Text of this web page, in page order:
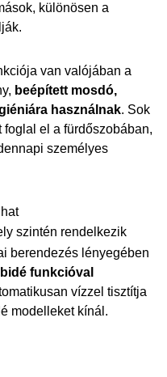
különösen a
van valójában a
beépített mosdó,
használnak. Sok
el a fürdőszobában,
személyes
szintén rendelkezik
berendezés lényegében
funkcióval
vízzel tisztítja
modelleket kínál.